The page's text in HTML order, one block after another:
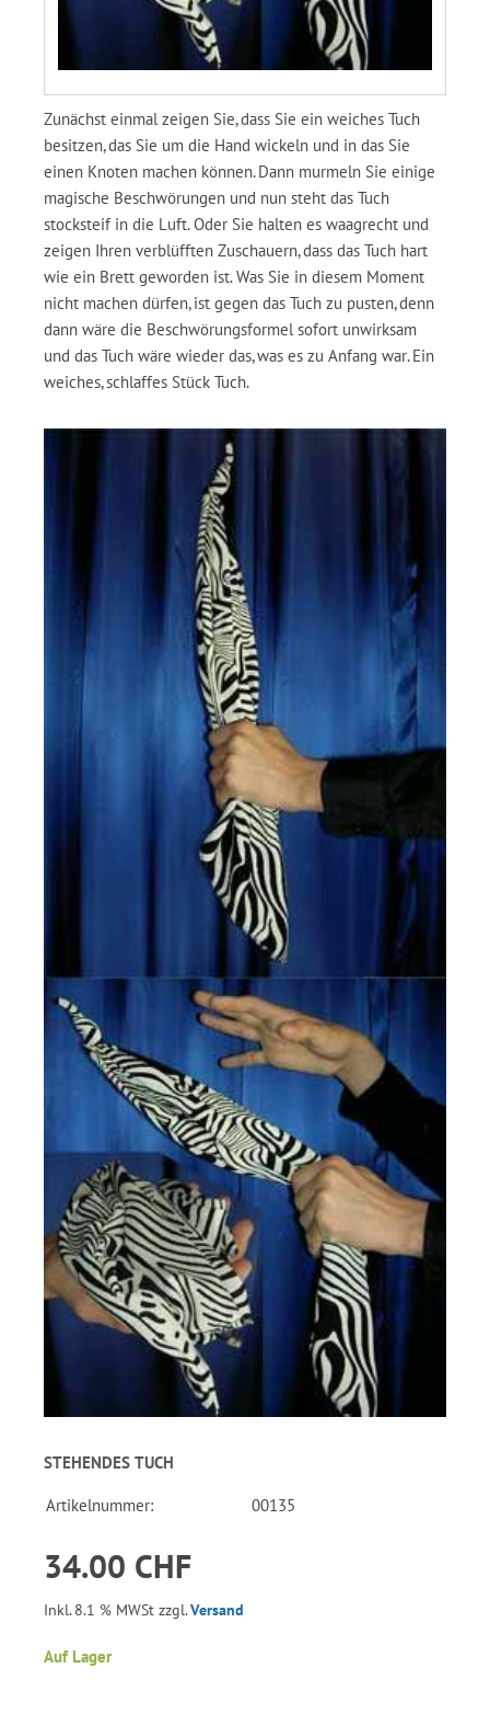
Zunächst einmal zeigen Sie, dass Sie ein weiches Tuch
besitzen, das Sie um die Hand wickeln und in das Sie
einen Knoten machen können. Dann murmeln Sie einige
magische Beschwörungen und nun steht das Tuch
stocksteif in die Luft. Oder Sie halten es waagrecht und
zeigen Ihren verblüfften Zuschauern, dass das Tuch hart
wie ein Brett geworden ist. Was Sie in diesem Moment
nicht machen dürfen, ist gegen das Tuch zu pusten, denn
dann wäre die Beschwörungsformel sofort unwirksam
und das Tuch wäre wieder das, was es zu Anfang war. Ein
weiches, schlaffes Stück Tuch.
STEHENDES TUCH
Artikelnummer: 00135
34.00 CHF
Inkl. 8.1 % MWSt zzgl.Versand
Auf Lager